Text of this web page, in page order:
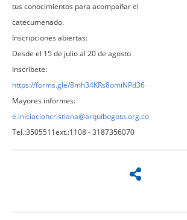
tus conocimientos para acompañar el
catecumenado.
Inscripciones abiertas:
Desde el 15 de julio al 20 de agosto
Inscríbete:
https://forms.gle/8mh34KRs8omiNPd36
Mayores informes:
e.iniciacioncristiana@arquibogota.org.co
Tel.:3505511ext.:1108 - 3187356070